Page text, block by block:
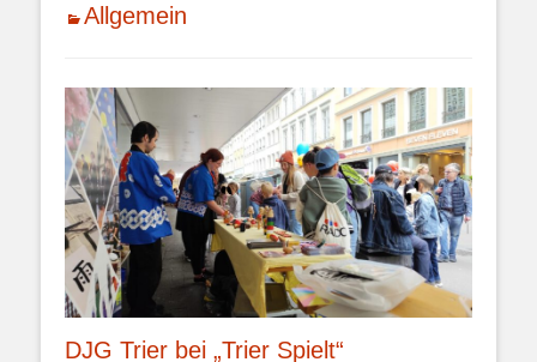
Kategorien
Allgemein
DJG Trier bei „Trier Spielt“